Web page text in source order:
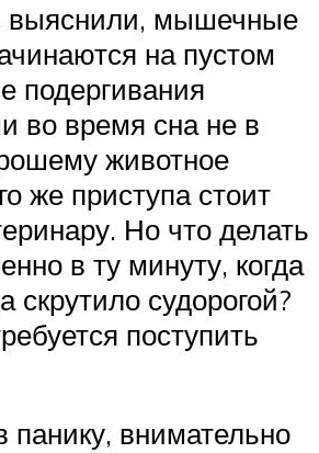
выяснили, мышечные
на пустом
подергивания
во время сна не в
животное
же приступа стоит
Но что делать
в ту минуту, когда
скрутило судорогой?
поступить
панику, внимательно